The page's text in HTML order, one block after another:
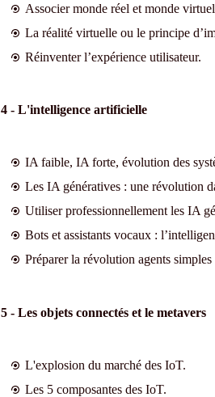
Associer monde réel et monde
La réalité virtuelle ou le principe
Réinventer l’expérience utilisateur.
4 - L'intelligence artificielle
IA faible, IA forte, évolution des
Les IA génératives : une révolution
Utiliser professionnellement les IA
Bots et assistants vocaux :
Préparer la révolution agents simples
5 - Les objets connectés et le metavers
L'explosion du marché des IoT.
Les 5 composantes des IoT.